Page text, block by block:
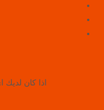
اذا كان